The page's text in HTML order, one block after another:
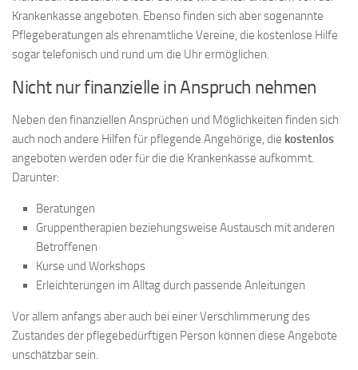
Krankenkasse angeboten. Ebenso finden sich aber sogenannte
Pflegeberatungen als ehrenamtliche Vereine, die kostenlose Hilfe
sogar telefonisch und rund um die Uhr ermöglichen.
Nicht nur finanzielle in Anspruch nehmen
Neben den finanziellen Ansprüchen und Möglichkeiten finden sich
auch noch andere Hilfen für pflegende Angehörige, die kostenlos
angeboten werden oder für die die Krankenkasse aufkommt.
Darunter:
Beratungen
Gruppentherapien beziehungsweise Austausch mit anderen
Betroffenen
Kurse und Workshops
Erleichterungen im Alltag durch passende Anleitungen
Vor allem anfangs aber auch bei einer Verschlimmerung des
Zustandes der pflegebedürftigen Person können diese Angebote
unschätzbar sein.